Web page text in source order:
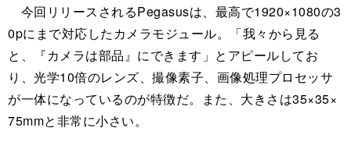
今回リリースされるPegasusは、最高で1920×1080の3
0pにまで対応したカメラモジュール。「我々から見る
と、『カメラは部品』にできます」とアピールしてお
り、光学10倍のレンズ、撮像素子、画像処理プロセッサ
が一体になっているのが特徴だ。また、大きさは35×35×
75mmと非常に小さい。